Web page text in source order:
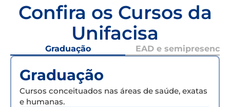
Confira os Cursos da
Unifacisa
Graduação EAD e semipresencial
Graduação
Cursos conceituados nas áreas de saúde, exatas
e humanas.